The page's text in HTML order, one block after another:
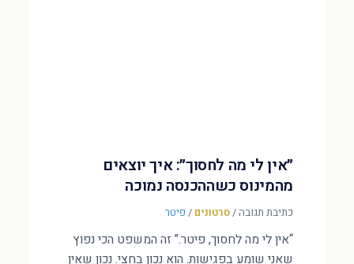
״אין לי מה לחסוך״: איך יוצאים
מהמינוס כשההכנסה נמוכה
כתיבת תגובה/סרטונים / פיטר
“אין לי מה לחסוך, פיטר.” זה המשפט הכי נפוץ
שאני שומע בפגישות. הוא נכון בחצי. נכון שאין